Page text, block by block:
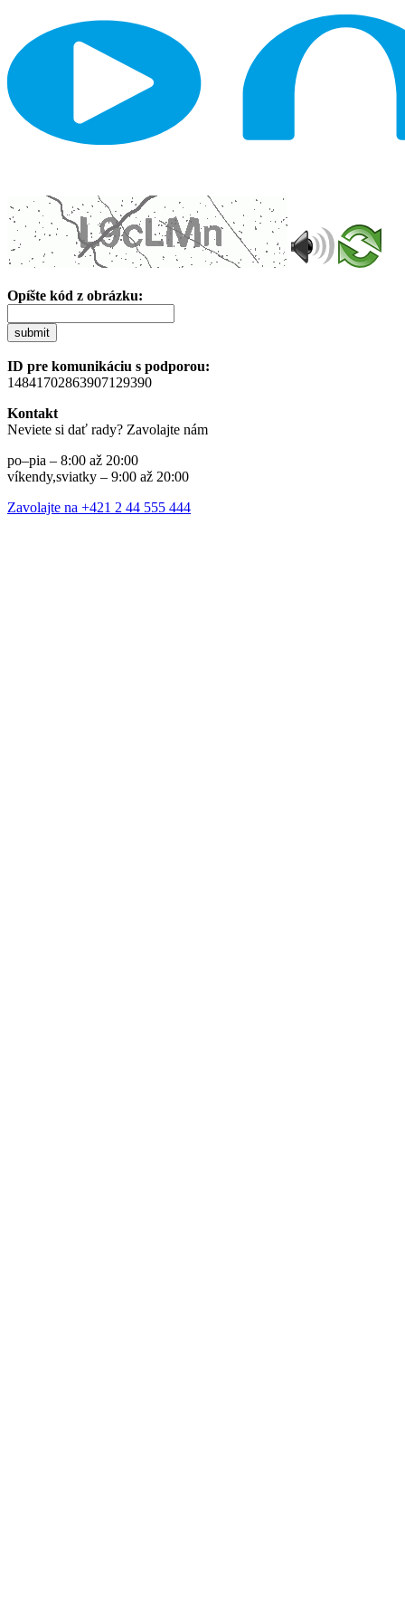
Opíšte kód z obrázku:
submit
ID pre komunikáciu s podporou:
14841702863907129390
Kontakt
Neviete si dať rady? Zavolajte nám
po–pia – 8:00 až 20:00
víkendy,sviatky – 9:00 až 20:00
Zavolajte na +421 2 44 555 444